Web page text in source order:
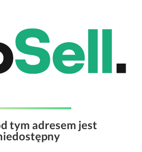
tym adresem jest